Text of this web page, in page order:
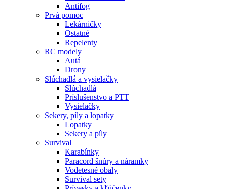
Antifog
Prvá pomoc
Lekárničky
Ostatné
Repelenty
RC modely
Autá
Drony
Slúchadlá a vysielačky
Slúchadlá
Príslušenstvo a PTT
Vysielačky
Sekery, píly a lopatky
Lopatky
Sekery a píly
Survival
Karabínky
Paracord šnúry a náramky
Vodetesné obaly
Survival sety